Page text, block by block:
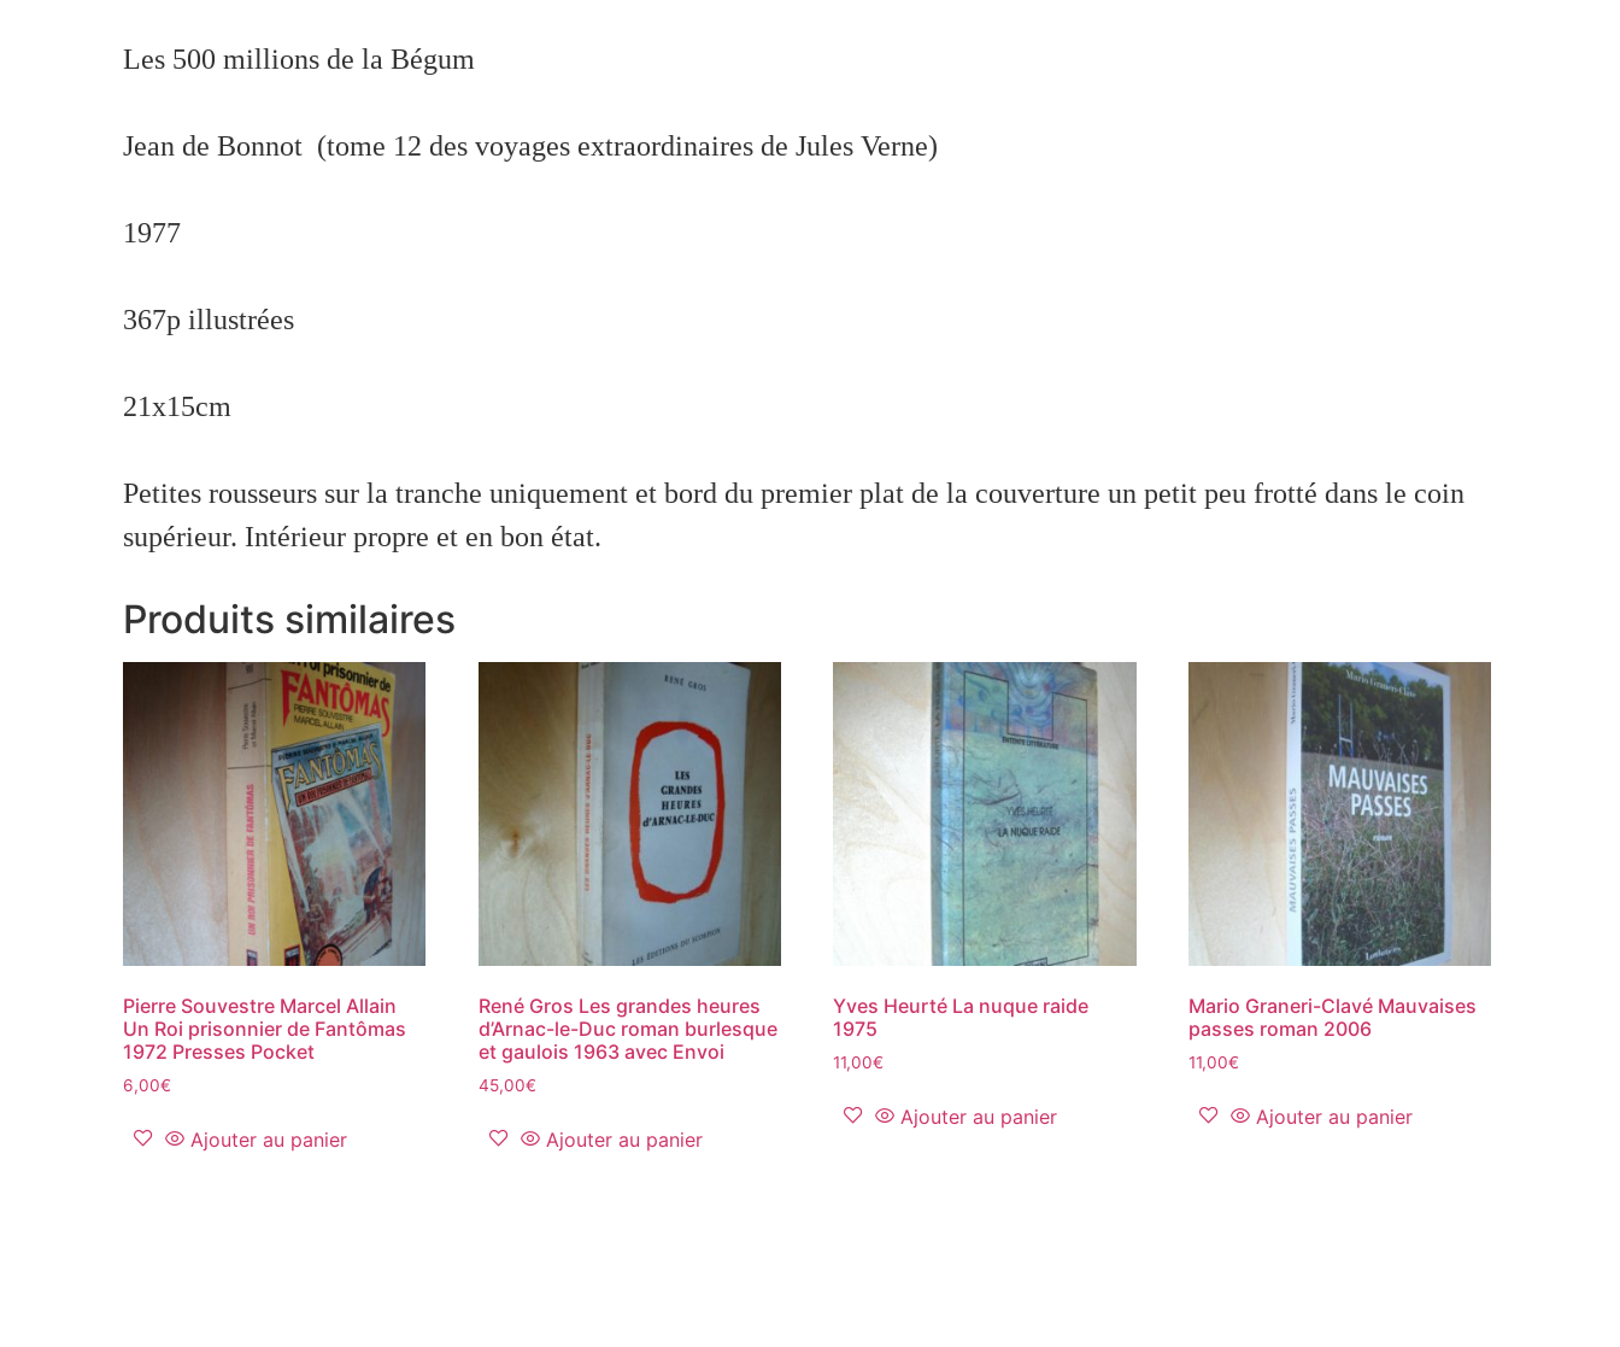
Les 500 millions de la Bégum
Jean de Bonnot (tome 12 des voyages extraordinaires de Jules Verne)
1977
367p illustrées
21x15cm
Petites rousseurs sur la tranche uniquement et bord du premier plat de la couverture un petit peu frotté dans le coin
supérieur. Intérieur propre et en bon état.
Produits similaires
Pierre Souvestre Marcel Allain
Un Roi prisonnier de Fantômas
1972 Presses Pocket
6,00€
Ajouter au panier
René Gros Les grandes heures
d’Arnac-le-Duc roman burlesque
et gaulois 1963 avec Envoi
45,00€
Ajouter au panier
Yves Heurté La nuque raide
1975
11,00€
Ajouter au panier
Mario Graneri-Clavé Mauvaises
passes roman 2006
11,00€
Ajouter au panier